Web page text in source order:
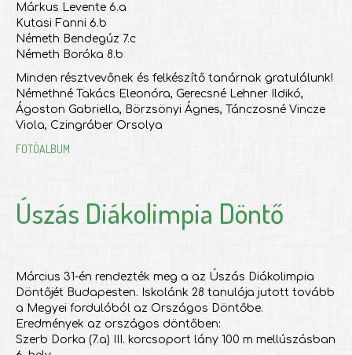
Márkus Levente 6.a
Kutasi Fanni 6.b
Németh Bendegúz 7.c
Németh Boróka 8.b
Minden résztvevőnek és felkészítő tanárnak gratulálunk!
Némethné Takács Eleonóra, Gerecsné Lehner Ildikó,
Ágoston Gabriella, Börzsönyi Ágnes, Tánczosné Vincze
Viola, Czingráber Orsolya
FOTÓALBUM
Úszás Diákolimpia Döntő
Március 31-én rendezték meg a az Úszás Diákolimpia
Döntőjét Budapesten. Iskolánk 28 tanulója jutott tovább
a Megyei fordulóból az Országos Döntőbe.
Eredmények az országos döntőben:
Szerb Dorka (7.a) III. korcsoport lány 100 m mellúszásban